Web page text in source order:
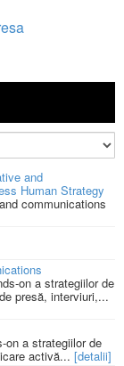
and
Human Strategy
communications
on a strategiilor de
presă, interviuri,...
on a strategiilor de
activă... [detalii]